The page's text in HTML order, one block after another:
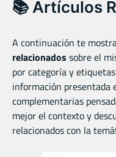
📚 Artículos
A continuación te
relacionados sobre el
por categoría y
información presentada
complementarias
mejor el contexto y
relacionados con la